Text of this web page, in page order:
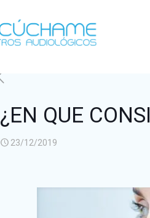
¿EN QUE
23/12/2019